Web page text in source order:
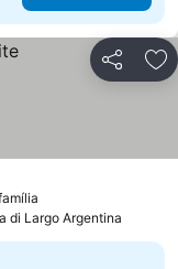
Partilhar
di Largo Argentina